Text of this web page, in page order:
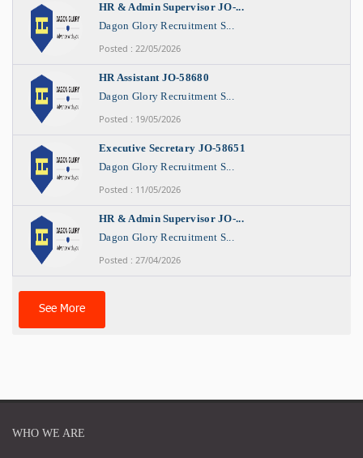
HR & Admin Supervisor JO-...
Dagon Glory Recruitment S...
Posted : 22/05/2026
HR Assistant JO-58680
Dagon Glory Recruitment S...
Posted : 19/05/2026
Executive Secretary JO-58651
Dagon Glory Recruitment S...
Posted : 11/05/2026
HR & Admin Supervisor JO-...
Dagon Glory Recruitment S...
Posted : 27/04/2026
See More
WHO WE ARE